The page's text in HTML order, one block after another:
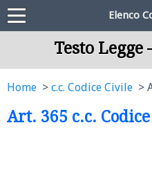
Elenco
Testo
Home c.c. Codice Civile
Art. 365 c.c.